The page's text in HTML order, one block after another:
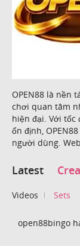
OPEN88 là nền
chơi quan tâm
hiện đại. Với
ổn định,
người dùng.
Latest
Videos Sets
open88bingo